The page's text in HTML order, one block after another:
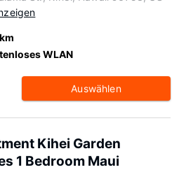
WLAN
Auswählen
Kihei Garden
1 Bedroom Maui